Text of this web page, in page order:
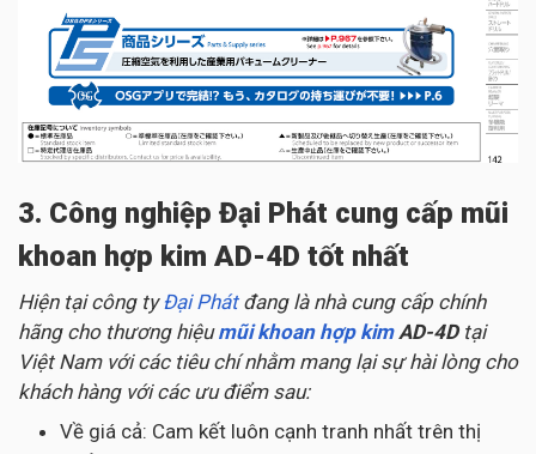
3. Công nghiệp Đại Phát cung cấp mũi
khoan hợp kim AD-4D tốt nhất
Hiện tại công tyĐại Phátđang là nhà cung cấp chính
hãng cho thương hiệu mũi khoan hợp kimAD-4D tại
Việt Nam với các tiêu chí nhằm mang lại sự hài lòng cho
khách hàng với các ưu điểm sau:
Về giá cả: Cam kết luôn cạnh tranh nhất trên thị